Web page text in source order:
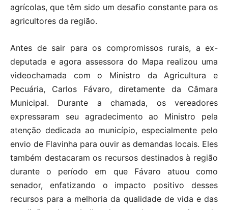
agrícolas, que têm sido um desafio constante para os
agricultores da região.
Antes de sair para os compromissos rurais, a ex-
deputada e agora assessora do Mapa realizou uma
videochamada com o Ministro da Agricultura e
Pecuária, Carlos Fávaro, diretamente da Câmara
Municipal. Durante a chamada, os vereadores
expressaram seu agradecimento ao Ministro pela
atenção dedicada ao município, especialmente pelo
envio de Flavinha para ouvir as demandas locais. Eles
também destacaram os recursos destinados à região
durante o período em que Fávaro atuou como
senador, enfatizando o impacto positivo desses
recursos para a melhoria da qualidade de vida e das